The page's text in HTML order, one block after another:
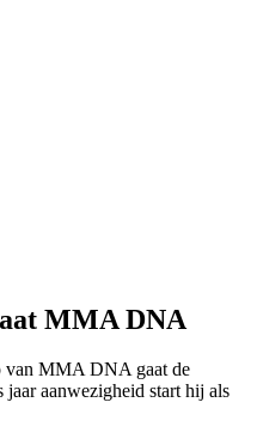
MMA DNA
van MMA DNA gaat de
aanwezigheid start hij als